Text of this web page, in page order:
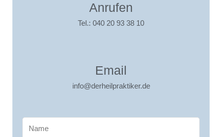
Anrufen
Tel.: 040 20 93 38 10
Email
info@derheilpraktiker.de